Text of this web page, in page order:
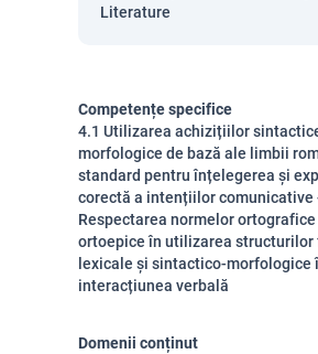
Literature
Competențe specifice
4.1 Utilizarea achizițiilor
morfologice de bază ale limbii
standard pentru înțelegerea și
corectă a intențiilor comunicative
Respectarea normelor ortografice
ortoepice în utilizarea structurilor
lexicale și sintactico-morfologice
interacțiunea verbală
Domenii conținut